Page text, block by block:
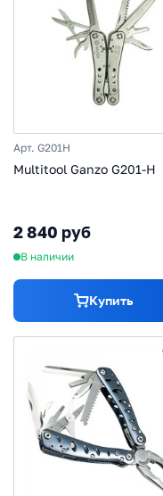
Арт. G201H
Multitool Ganzo G201-H
2 840 руб
В наличии
Купить